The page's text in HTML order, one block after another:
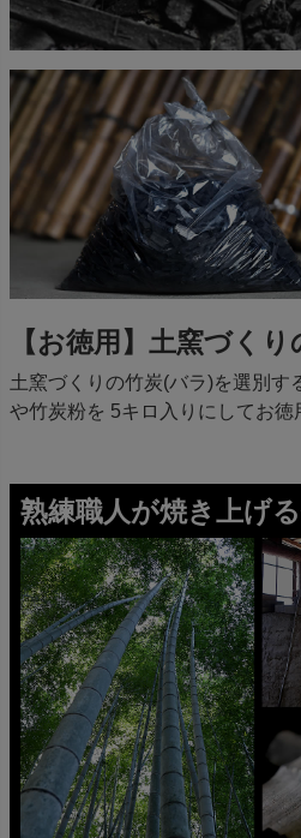
【お徳用】土窯づく
土窯づくりの竹炭(バラ)を選別す
や竹炭粉を 5キロ入りにしてお徳
熟練職人が焼き上げ